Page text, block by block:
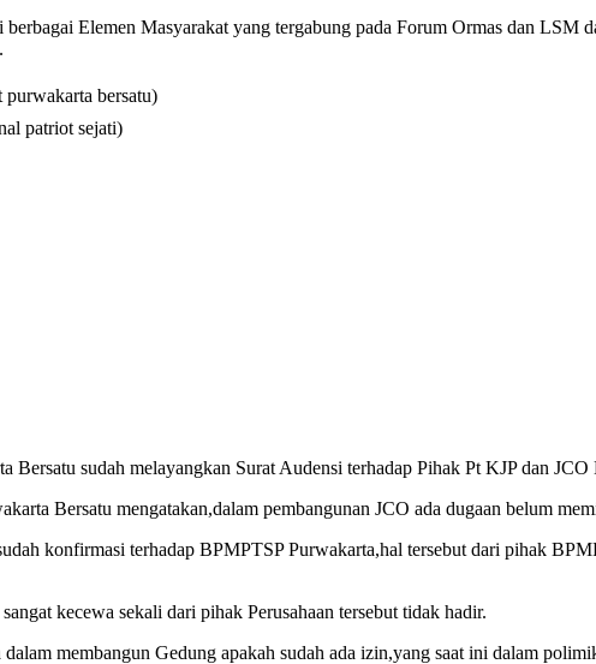
Elemen Masyarakat yang tergabung pada Forum Ormas dan LSM
bersatu)
patriot sejati)
Bersatu sudah melayangkan Surat Audensi terhadap Pihak Pt KJP dan
Bersatu mengatakan,dalam pembangunan JCO ada dugaan belum
konfirmasi terhadap BPMPTSP Purwakarta,hal tersebut dari pihak
kecewa sekali dari pihak Perusahaan tersebut tidak hadir.
dalam membangun Gedung apakah sudah ada izin,yang saat ini dalam